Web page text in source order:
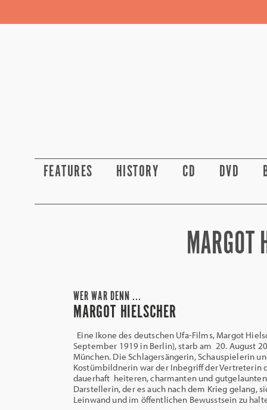
FEATURES HISTORY CD DVD
MARGOT
WER WAR DENN ...
MARGOT HIELSCHER
Eine Ikone des deutschen Ufa-Films, Margot
September 1919 in Berlin), starb am 20. August
München. Die Schlagersängerin, Schauspielerin
Kostümbildnerin war der Inbegriff der Vertreterin
dauerhaft heiteren, charmanten und gutgelaunten
Darstellerin, der es auch nach dem Krieg gelang,
Leinwand und im öffentlichen Bewusstsein zu